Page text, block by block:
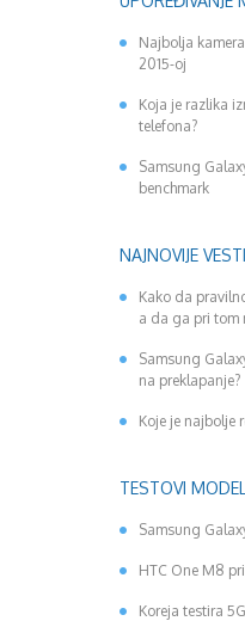
Najbolja
2015-oj
Koja je razlika
telefona?
Samsung
benchmark
NAJNOVIJE VESTI
Kako da
a da ga pri tom
Samsung
na preklapanje?
Koje je najbolje
TESTOVI
Samsung
HTC One M8
Koreja testira